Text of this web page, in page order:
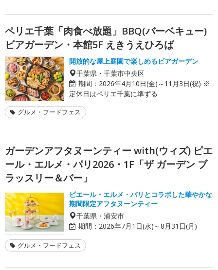
ペリエ千葉「肉食べ放題」BBQ(バーベキュー)
ビアガーデン・本館5F えきうえひろば
開放的な屋上庭園で楽しめるビアガーデン
千葉県・千葉市中央区
期間： 2026年4月10日(金)～11月3日(祝) ※
定休日はペリエ千葉に準ずる
グルメ・フードフェス
ガーデンアフタヌーンティー with(ウィズ) ピエ
ール・エルメ・パリ2026・1F「ザ ガーデン ブ
ラッスリー＆バー」
ピエール・エルメ・パリとコラボした華やかな
期間限定アフタヌーンティー
千葉県・浦安市
期間： 2026年7月1日(水)～8月31日(月)
グルメ・フードフェス